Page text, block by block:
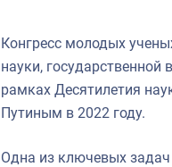
Конгресс молодых
науки, государственной
рамках Десятилетия
Путиным в 2022 году.
Одна из ключевых задач